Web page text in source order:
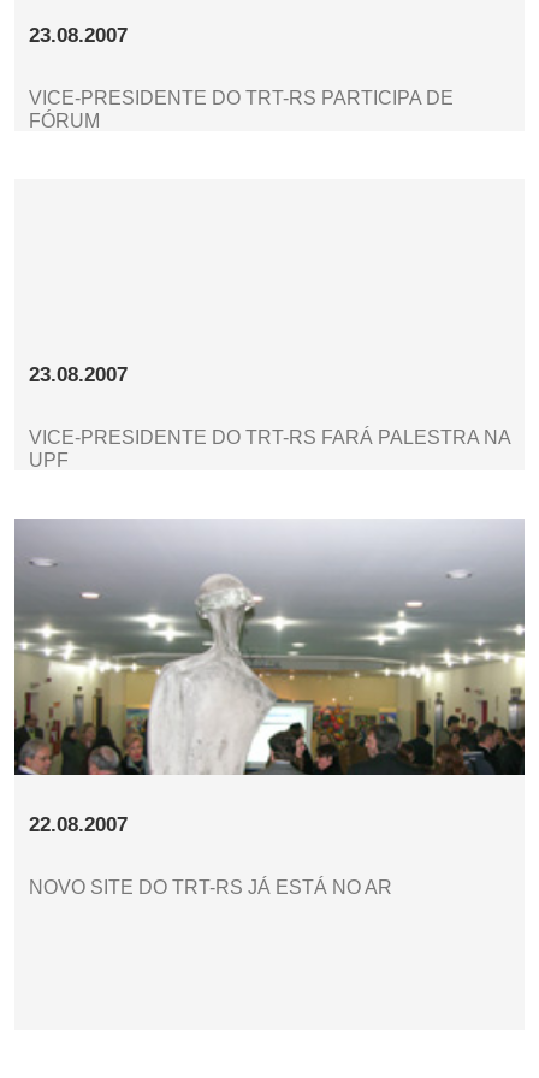
23.08.2007
VICE-PRESIDENTE DO TRT-RS PARTICIPA DE
FÓRUM
23.08.2007
VICE-PRESIDENTE DO TRT-RS FARÁ PALESTRA NA
UPF
22.08.2007
NOVO SITE DO TRT-RS JÁ ESTÁ NO AR